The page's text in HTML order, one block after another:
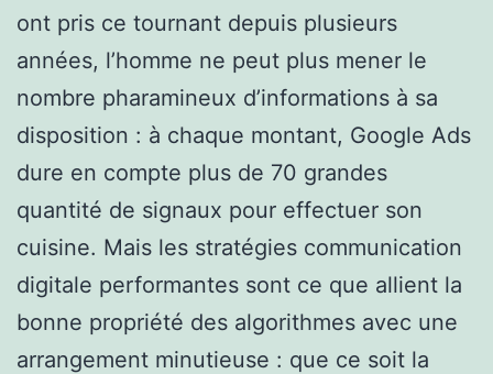
ont pris ce tournant depuis plusieurs
années, l’homme ne peut plus mener le
nombre pharamineux d’informations à sa
disposition : à chaque montant, Google Ads
dure en compte plus de 70 grandes
quantité de signaux pour effectuer son
cuisine. Mais les stratégies communication
digitale performantes sont ce que allient la
bonne propriété des algorithmes avec une
arrangement minutieuse : que ce soit la